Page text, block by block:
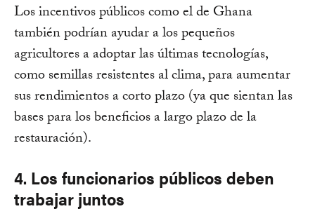
Los incentivos públicos como el de Ghana
también podrían ayudar a los pequeños
agricultores a adoptar las últimas tecnologías,
como semillas resistentes al clima, para aumentar
sus rendimientos a corto plazo (ya que sientan las
bases para los beneficios a largo plazo de la
restauración).
4. Los funcionarios públicos deben
trabajar juntos